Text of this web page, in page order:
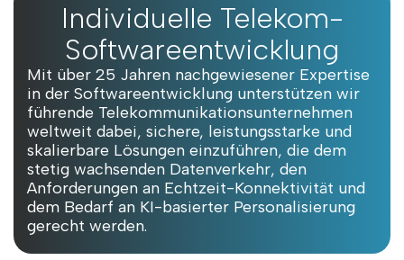
Individuelle Telekom-
Softwareentwicklung
Mit über 25 Jahren nachgewiesener Expertise
in der Softwareentwicklung unterstützen wir
führende Telekommunikationsunternehmen
weltweit dabei, sichere, leistungsstarke und
skalierbare Lösungen einzuführen, die dem
stetig wachsenden Datenverkehr, den
Anforderungen an Echtzeit-Konnektivität und
dem Bedarf an KI-basierter Personalisierung
gerecht werden.